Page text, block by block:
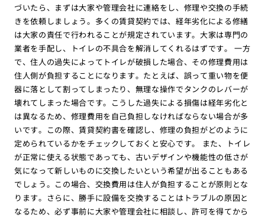
づいたら、まずは大家や管理会社に連絡をし、修理や交換の手続
きを依頼しましょう。多くの賃貸契約では、経年劣化による修繕
は大家の責任で行われることが規定されています。大家は専門の
業者を手配し、トイレの不具合を解消してくれるはずです。 一方
で、住人の過失によってトイレが破損した場合、その修理費用は
住人側が負担することになります。たとえば、誤って重い物を便
器に落として割ってしまったり、無理な操作でタンクのレバーが
壊れてしまった場合です。こうした過失による損傷は経年劣化と
は異なるため、修理費用を自己負担しなければならない場合が多
いです。この際、賃貸契約書を確認し、修理の負担がどのように
定められているかをチェックしておくと安心です。 また、トイレ
が正常に使える状態であっても、古いデザインや機能性の低さが
気になって新しいものに交換したいという希望が出ることもある
でしょう。この場合、交換費用は住人が負担することが原則とな
ります。さらに、勝手に設備を交換することはトラブルの原因と
なるため、必ず事前に大家や管理会社に相談し、許可を得てから